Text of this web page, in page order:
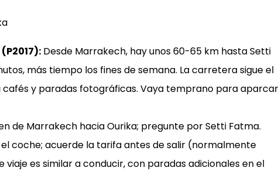
Desde Marrakech, hay unos 60-65 km hasta Setti
más tiempo los fines de semana. La carretera sigue el
y paradas fotográficas. Vaya temprano para aparcar
de Marrakech hacia Ourika; pregunte por Setti Fatma.
coche; acuerde la tarifa antes de salir (normalmente
viaje es similar a conducir, con paradas adicionales en el